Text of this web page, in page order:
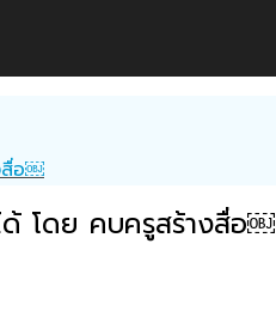
สื่อ￼
ด้ โดย คบครูสร้างสื่อ￼